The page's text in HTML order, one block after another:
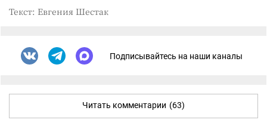
Текст: Евгения Шестак
Подписывайтесь на наши каналы
Читать комментарии (63)